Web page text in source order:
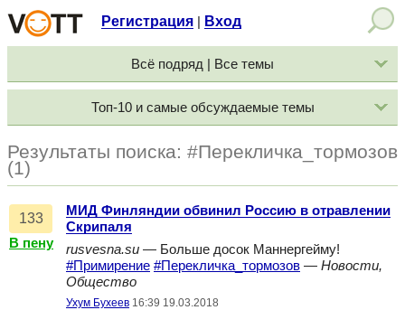
Регистрация Вход
Всё подряд | Все темы
Топ-10 и самые обсуждаемые темы
Результаты поиска: #Перекличка_тормозов
(1)
133
В пену
МИД Финляндии обвинил Россию в отравлении
Скрипаля
rusvesna.su — Больше досок Маннергейму!
#Примирение #Перекличка_тормозов — Новости,
Общество
Ухум Бухеев 16:39 19.03.2018